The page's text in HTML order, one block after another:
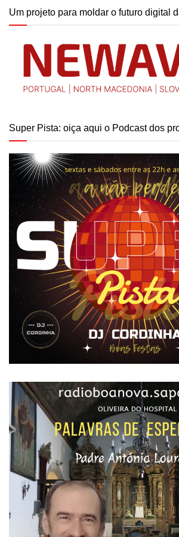
Um projeto para moldar o futuro digital
Super Pista: oiça aqui o Podcast dos